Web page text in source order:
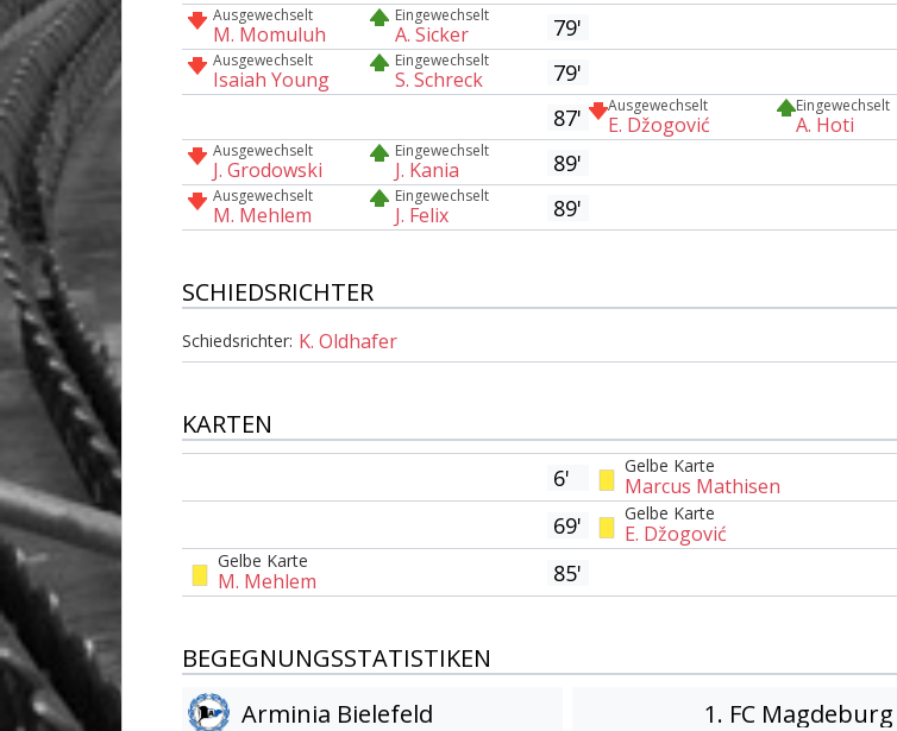
Ausgewechselt
M. Momuluh
Eingewechselt
A. Sicker 79'
Ausgewechselt
Isaiah Young
Eingewechselt
S. Schreck
79'
87'
Ausgewechselt
E. Džogović
Eingewechselt
A. Hoti
Ausgewechselt
J. Grodowski
Eingewechselt
J. Kania 89'
Ausgewechselt
M. Mehlem
Eingewechselt
J. Felix 89'
SCHIEDSRICHTER
Schiedsrichter: K. Oldhafer
KARTEN
6' Gelbe Karte
Marcus Mathisen
69' Gelbe Karte
E. Džogović
Gelbe Karte
M. Mehlem 85'
BEGEGNUNGSSTATISTIKEN
Arminia Bielefeld
1. FC Magdeburg